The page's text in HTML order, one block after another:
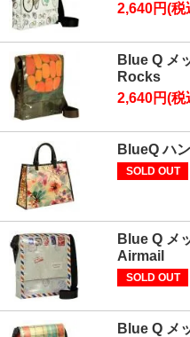
2,640円(税
Blue Q メ
Rocks
2,640円(税
BlueQ ハ
SOLD OUT
Blue Q メ
Airmail
SOLD OUT
Blue Q メ